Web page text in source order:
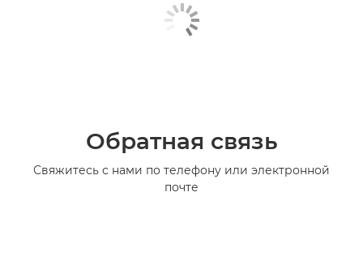
Обратная связь
Свяжитесь с нами по телефону или электронной
почте